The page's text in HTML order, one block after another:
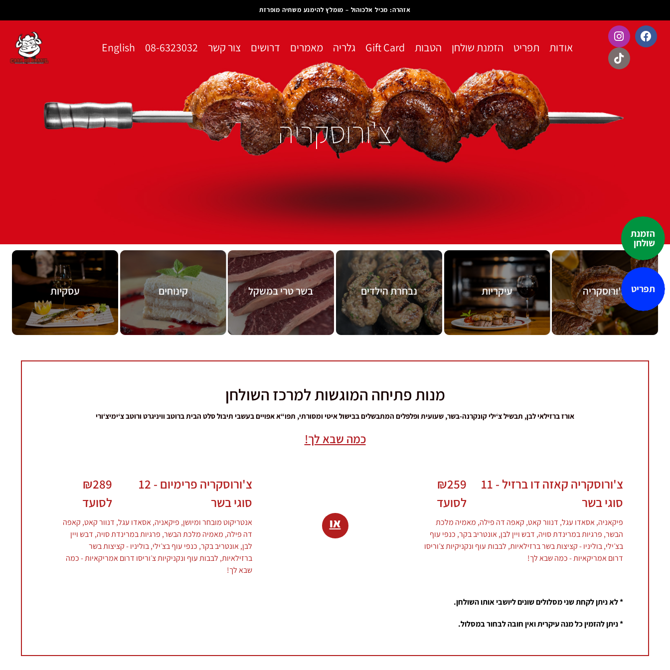
אזהרה: מכיל אלכוהול – מומלץ להימנע משתיה מופרזת
אודות תפריט הזמנת שולחן הטבות Gift Card גלריה מאמרים דרושים צור קשר 08-6323032
English
הזמנת
שולחן
תפריט
צ'ורוסקריה
צ'ורוסקריה
צ'ורוסקריה
מעבר לתפריט עיקריות
עיקריות
מעבר לתפריט נבחרת הילדים
נבחרת הילדים
מעבר לתפריט בשר טרי במשקל
בשר טרי במשקל
מעבר לתפריט קינוחים
קינוחים
מעבר לתפריט עסקיות
עסקיות
מעבר לתפריט
מנות פתיחה המוגשות למרכז השולחן
אורז ברזילאי לבן, תבשיל צ‘ילי קונקרנה-בשר, שעועית ופלפלים המתבשלים בבישול איטי ומסורתי, תפו“א אפויים בעשבי תיבול סלט הבית ברוטב וויניגרט ורוטב צ‘ימיצ‘ורי
כמה שבא לך!
צ'ורוסקריה קאזה דו ברזיל - 11
סוגי בשר
₪259
לסועד
פיקאניה, אסאדו עגל, דנוור קאט, קאפה דה פילה, מאמיה מלכת
הבשר, פרגיות במרינדת סויה, דבש ויין לבן, אונטריב בקר, כנפי עוף
בצ׳ילי, בוליניו - קציצות בשר ברזילאיות, לבבות עוף ונקניקיות צ׳וריסו
דרום אמריקאיות - כמה שבא לך!
או
צ'ורוסקריה פרימיום - 12
סוגי בשר
₪289
לסועד
אנטריקוט מובחר ומיושן, פיקאניה, אסאדו עגל, דנוור קאט, קאפה
דה פילה, מאמיה מלכת הבשר, פרגיות במרינדת סויה, דבש ויין
לבן, אונטריב בקר, כנפי עוף בצ׳ילי, בוליניו - קציצות בשר
ברזילאיות, לבבות עוף ונקניקיות צ׳וריסו דרום אמריקאיות - כמה
שבא לך!
* לא ניתן לקחת שני מסלולים שונים ליושבי אותו השולחן.
* ניתן להזמין כל מנה עיקרית ואין חובה לבחור במסלול.